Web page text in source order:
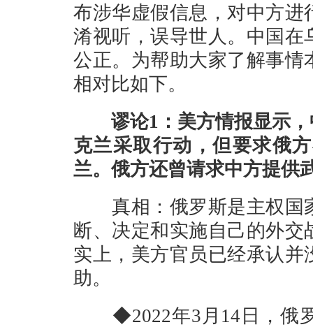
布涉华虚假信息，对中方
淆视听，误导世人。中国
公正。为帮助大家了解事
相对比如下。
谬论1：美方情报显示，
克兰采取行动，但要求俄
兰。俄方还曾请求中方提供
真相：俄罗斯是主权国
断、决定和实施自己的外
实上，美方官员已经承认
助。
◆2022年3月14日，俄罗